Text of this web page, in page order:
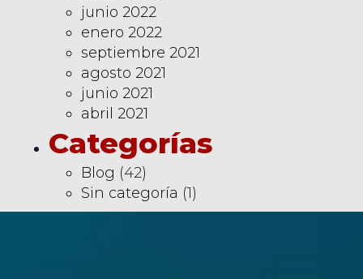
junio 2022
enero 2022
septiembre 2021
agosto 2021
junio 2021
abril 2021
Categorías
Blog (42)
Sin categoría (1)